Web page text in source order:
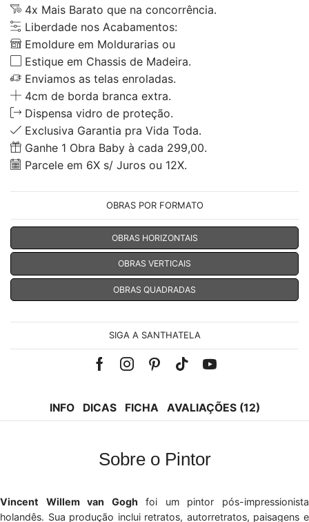
4x Mais Barato que na concorrência.
Liberdade nos Acabamentos:
Emoldure em Moldurarias ou
Estique em Chassis de Madeira.
Enviamos as telas enroladas.
4cm de borda branca extra.
Dispensa vidro de proteção.
Exclusiva Garantia pra Vida Toda.
Ganhe 1 Obra Baby à cada 299,00.
Parcele em 6X s/ Juros ou 12X.
OBRAS POR FORMATO
OBRAS HORIZONTAIS
OBRAS VERTICAIS
OBRAS QUADRADAS
SIGA A SANTHATELA
Facebook
Instagram
Pinterest
Tik-Youtube
INFO DICAS FICHA AVALIAÇÕES (12)
Sobre o Pintor
Vincent Willem van Gogh foi um pintor pós-impressionista
holandês. Sua produção inclui retratos, autorretratos, paisagens e